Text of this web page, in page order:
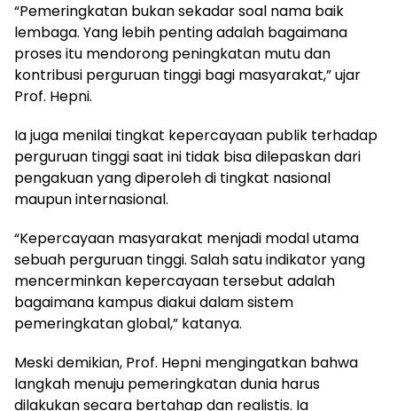
“Pemeringkatan bukan sekadar soal nama baik
lembaga. Yang lebih penting adalah bagaimana
proses itu mendorong peningkatan mutu dan
kontribusi perguruan tinggi bagi masyarakat,” ujar
Prof. Hepni.
Ia juga menilai tingkat kepercayaan publik terhadap
perguruan tinggi saat ini tidak bisa dilepaskan dari
pengakuan yang diperoleh di tingkat nasional
maupun internasional.
“Kepercayaan masyarakat menjadi modal utama
sebuah perguruan tinggi. Salah satu indikator yang
mencerminkan kepercayaan tersebut adalah
bagaimana kampus diakui dalam sistem
pemeringkatan global,” katanya.
Meski demikian, Prof. Hepni mengingatkan bahwa
langkah menuju pemeringkatan dunia harus
dilakukan secara bertahap dan realistis. Ia